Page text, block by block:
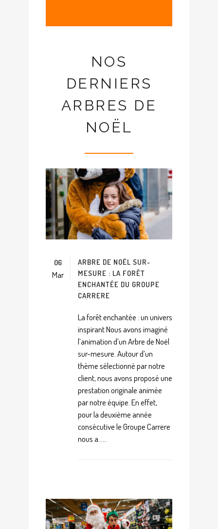
NOS
DERNIERS
ARBRES DE
NOËL
06
Mar
ARBRE DE NOËL SUR-
MESURE : LA FORÊT
ENCHANTÉE DU GROUPE
CARRERE
La forêt enchantée : un univers
inspirant Nous avons imaginé
l’animation d’un Arbre de Noël
sur-mesure. Autour d’un
thème sélectionné par notre
client, nous avons proposé une
prestation originale animée
par notre équipe. En effet,
pour la deuxième année
consécutive le Groupe Carrere
nous a......